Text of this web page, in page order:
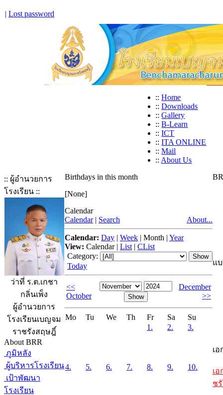
| Lost password
:: Home
:: Downloads
:: Gallery
:: B-Learn
:: ICT
:: ITA ONLINE
:: Mail
:: About Us
:: ผู้อำนวยการ
โรงเรียน ::
ว่าที่ ร.ต.เกชา
กลิ่นเพ็ง
ผู้อำนวยการ
โรงเรียนเบญจม
ราชรังสฤษฎิ์
About BRR
ภูมิหลัง
ผู้บริหารโรงเรียน
เป้าพัฒนา
โรงเรียน
Birthdays in this month
[None]
Calendar
Calendar | Search About...
Calendar: Day | Week | Month | Year
View: Calendar| List | CList
Category:
Today
<<
October
December
>>
Mo Tu We Th Fr Sa
Su
1.
2. 3.
4. 5. 6. 7. 8. 9. 10.
แ
เ
เ
ช